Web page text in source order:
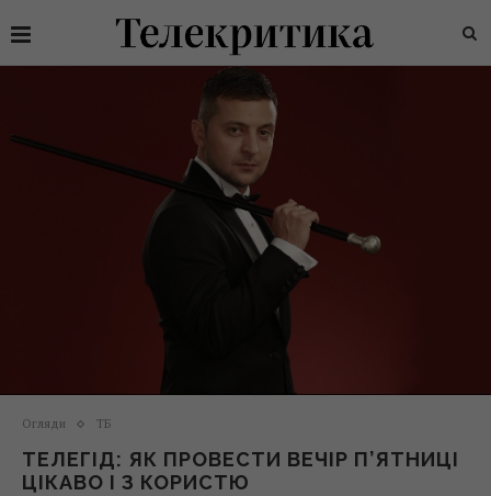
Огляди ТБ
ТЕЛЕГІД: ЯК ПРОВЕСТИ ВЕЧІР П’ЯТНИЦІ
ЦІКАВО І З КОРИСТЮ